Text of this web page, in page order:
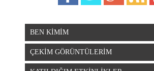
BEN KİMİM
ÇEKİM GÖRÜNTÜLERİM